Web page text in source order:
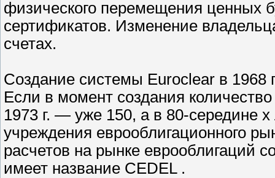
физического перемещения ценных
сертификатов. Изменение
счетах.
Создание системы Euroclear в 1968
Если в момент создания
1973 г. — уже 150, а в 80-середине
учреждения еврооблигационного
расчетов на рынке еврооблигаций
имеет название CEDEL .